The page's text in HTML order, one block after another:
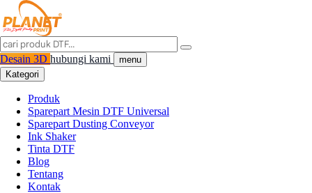
Desain 3D hubungi kami
menu
Kategori
Produk
Sparepart Mesin DTF Universal
Sparepart Dusting Conveyor
Ink Shaker
Tinta DTF
Blog
Tentang
Kontak